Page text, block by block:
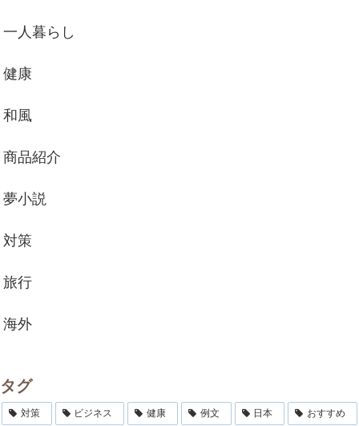
一人暮らし
健康
和風
商品紹介
夢小説
対策
旅行
海外
タグ
対策 ビジネス 健康 例文 日本 おすすめ